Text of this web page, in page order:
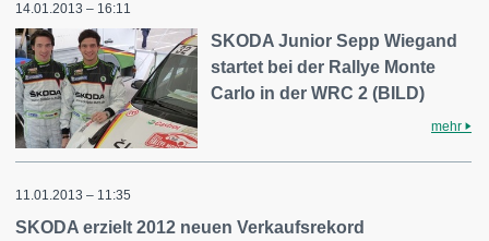
14.01.2013 – 16:11
SKODA Junior Sepp Wiegand
startet bei der Rallye Monte
Carlo in der WRC 2 (BILD)
mehr
11.01.2013 – 11:35
SKODA erzielt 2012 neuen Verkaufsrekord